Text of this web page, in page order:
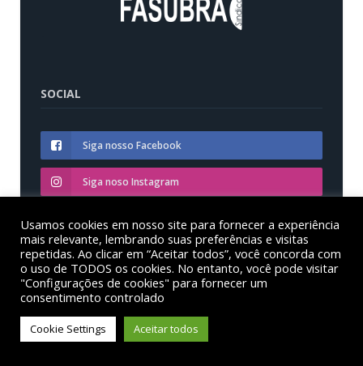
SOCIAL
Siga nosso Facebook
Siga noso Instagram
Siga nosso YouTube
© Sinditest – Sindicato dos trabalhadores em educação
das instituições federais de ensino superior no estado
do Paraná
Usamos cookies em nosso site para fornecer a experiência
mais relevante, lembrando suas preferências e visitas
repetidas. Ao clicar em “Aceitar todos”, você concorda com
o uso de TODOS os cookies. No entanto, você pode visitar
"Configurações de cookies" para fornecer um
consentimento controlado
Cookie Settings Aceitar todos